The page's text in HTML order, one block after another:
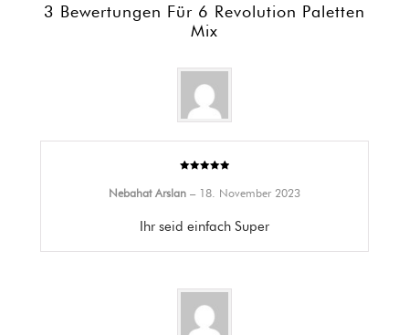
3 Bewertungen Für 6 Revolution Paletten
Mix
von 5
Nebahat Arslan – 18. November 2023
Ihr seid einfach Super